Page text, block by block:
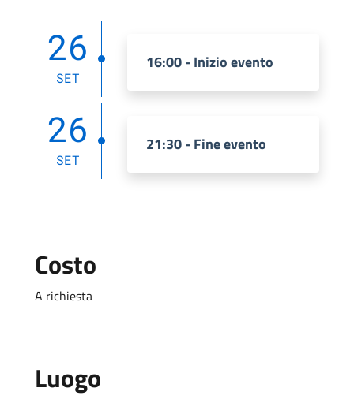
26
SET
16:00 - Inizio evento
26
SET
21:30 - Fine evento
Costo
A richiesta
Luogo